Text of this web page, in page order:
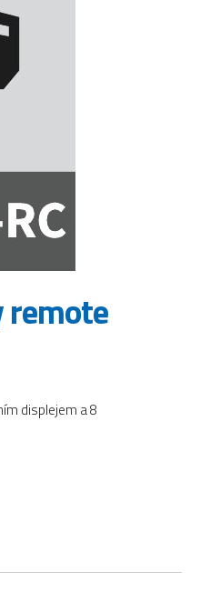
remote
displejem a 8